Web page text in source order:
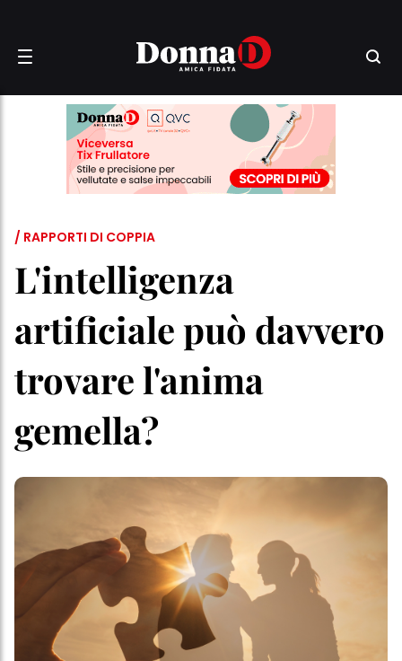
/ RAPPORTI DI COPPIA
L'intelligenza
artificiale può davvero
trovare l'anima
gemella?